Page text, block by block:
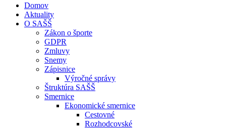
Domov
Aktuality
O SAŠŠ
Zákon o športe
GDPR
Zmluvy
Snemy
Zápisnice
Výročné správy
Štruktúra SAŠŠ
Smernice
Ekonomické smernice
Cestovné
Rozhodcovské